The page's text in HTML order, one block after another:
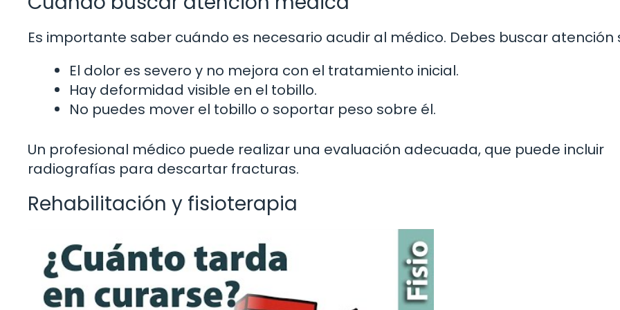
Es importante saber cuándo es necesario acudir al médico. Debes buscar atención
El dolor es severo y no mejora con el tratamiento inicial.
Hay deformidad visible en el tobillo.
No puedes mover el tobillo o soportar peso sobre él.
Un profesional médico puede realizar una evaluación adecuada, que puede incluir
radiografías para descartar fracturas.
Rehabilitación y fisioterapia